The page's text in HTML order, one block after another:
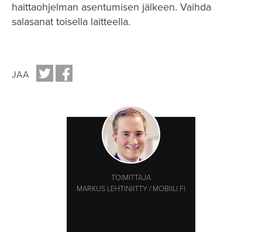
haittaohjelman asentumisen jälkeen. Vaihda
salasanat toisella laitteella.
JAA
TOIMITTAJA
MARKUS LEHTINIITTY / MOBIILI.FI